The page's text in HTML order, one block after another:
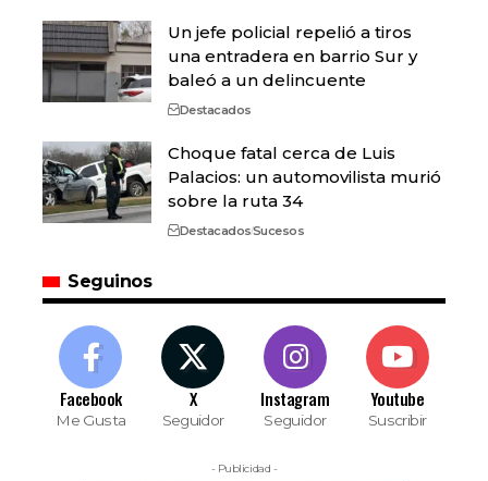
Un jefe policial repelió a tiros
una entradera en barrio Sur y
baleó a un delincuente
Destacados
Choque fatal cerca de Luis
Palacios: un automovilista murió
sobre la ruta 34
DestacadosSucesos
Seguinos
Facebook
Me Gusta
X
Seguidor
Instagram
Seguidor
Youtube
Suscribir
- Publicidad -